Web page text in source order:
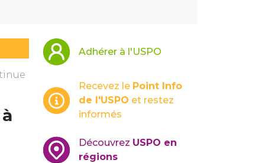
Adhérer à l'USPO
Recevez le Point Info
de l'USPO et restez
informés
Découvrez USPO en
régions